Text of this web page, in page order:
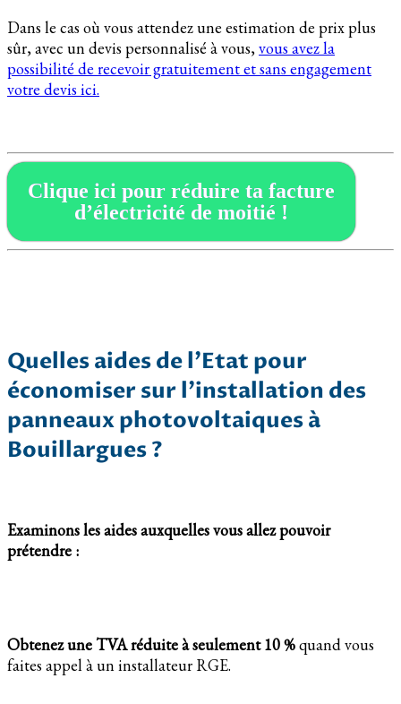
Dans le cas où vous attendez une estimation de prix plus
sûr, avec un devis personnalisé à vous,vous avez la
possibilité de recevoir gratuitement et sans engagement
votre devis ici.
Clique ici pour réduire ta facture
d’électricité de moitié !
Quelles aides de l’Etat pour
économiser sur l’installation des
panneaux photovoltaiques à
Bouillargues ?
Examinons les aides auxquelles vous allez pouvoir
prétendre :
Obtenez une TVA réduite à seulement 10 %quand vous
faites appel à un installateur RGE.